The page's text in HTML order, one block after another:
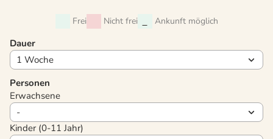
Frei Nicht frei Ankunft möglich
Dauer
Personen
Erwachsene
Kinder (0-11 Jahr)